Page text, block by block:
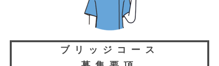
ブリッジコース